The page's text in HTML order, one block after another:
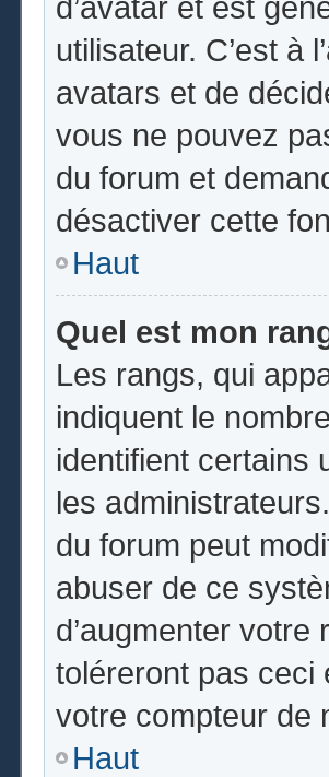
utilisateur. C’est à
avatars et de
vous ne pouvez
du forum et
désactiver cette
Haut
Quel est mon
Les rangs, qui
indiquent le
identifient certains
les
du forum peut
abuser de ce
d’augmenter
toléreront pas ceci
votre compteur de
Haut